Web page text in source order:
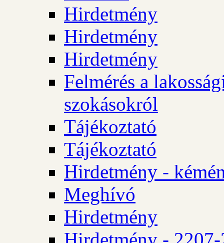
Hirdetmény
Hirdetmény
Hirdetmény
Felmérés a
szokásokról
Tájékoztató
Tájékoztató
Hirdetmény -
Meghívó
Hirdetmény